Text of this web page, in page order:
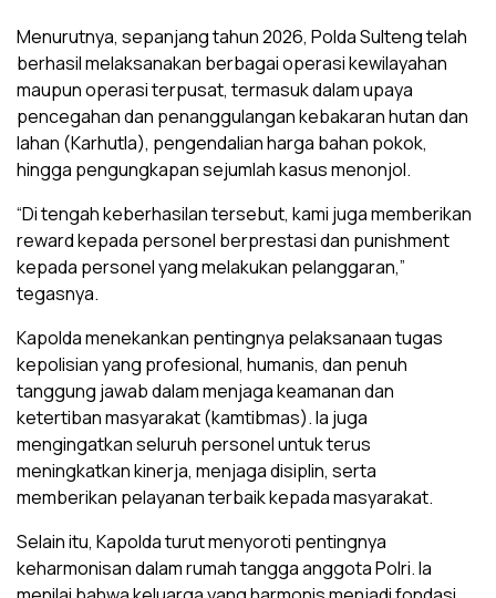
Menurutnya, sepanjang tahun 2026, Polda Sulteng telah
berhasil melaksanakan berbagai operasi kewilayahan
maupun operasi terpusat, termasuk dalam upaya
pencegahan dan penanggulangan kebakaran hutan dan
lahan (Karhutla), pengendalian harga bahan pokok,
hingga pengungkapan sejumlah kasus menonjol.
“Di tengah keberhasilan tersebut, kami juga memberikan
reward kepada personel berprestasi dan punishment
kepada personel yang melakukan pelanggaran,”
tegasnya.
Kapolda menekankan pentingnya pelaksanaan tugas
kepolisian yang profesional, humanis, dan penuh
tanggung jawab dalam menjaga keamanan dan
ketertiban masyarakat (kamtibmas). Ia juga
mengingatkan seluruh personel untuk terus
meningkatkan kinerja, menjaga disiplin, serta
memberikan pelayanan terbaik kepada masyarakat.
Selain itu, Kapolda turut menyoroti pentingnya
keharmonisan dalam rumah tangga anggota Polri. Ia